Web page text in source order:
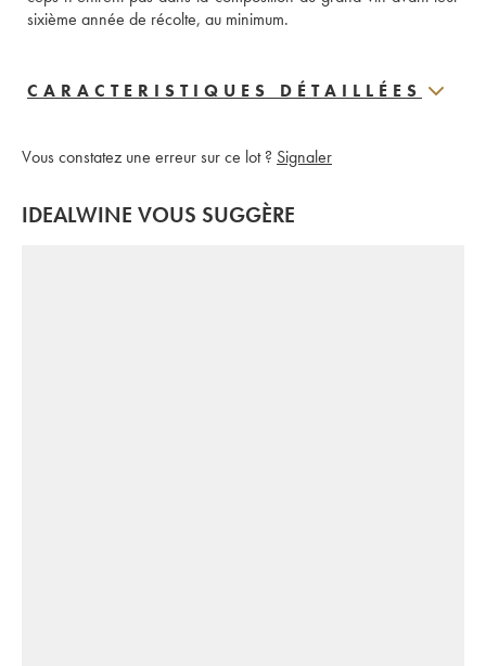
sixième année de récolte, au minimum.
CARACTERISTIQUES DÉTAILLÉES
Vous constatez une erreur sur ce lot ? Signaler
IDEALWINE VOUS SUGGÈRE